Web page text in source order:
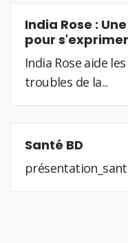
India Rose :
pour
India Rose aide
troubles de la...
Santé BD